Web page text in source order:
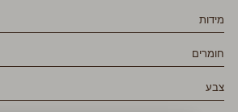
מידות
חומרים
צבע